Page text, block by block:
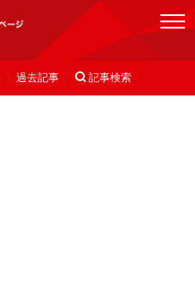
過去記事  記事検索